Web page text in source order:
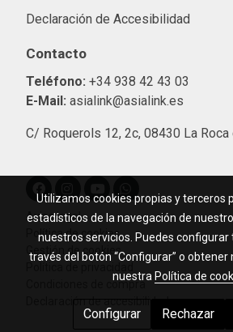
Declaración de Accesibilidad
Contacto
Teléfono: +34 938 42 43 03
E-Mail: asialink@asialink.es
C/ Roquerols 12, 2c, 08430 La
Aviso legal
Política de cookies
Gestión de cookies
Condiciones de compra
Utilizamos cookies propias y terceros
estadísticos de la navegación de
nuestros servicios. Puedes
través del botón “Configurar” o
nuestra Política de
Configurar Rechazar